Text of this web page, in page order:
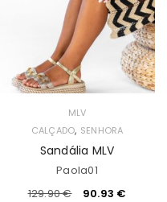
MLV
CALÇADO, SENHORA
Sandália MLV
Paola01
129.90€ 90.93 €